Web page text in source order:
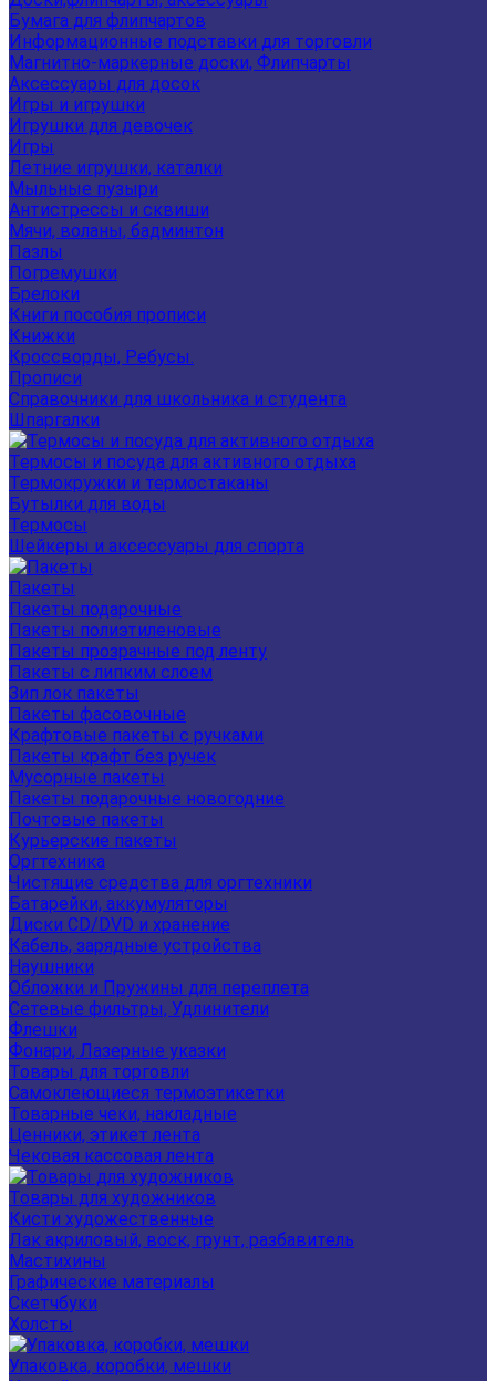
Бумага для флипчартов
Информационные подставки для торговли
Магнитно-маркерные доски, Флипчарты
Аксессуары для досок
Игры и игрушки
Игрушки для девочек
Игры
Летние игрушки, каталки
Мыльные пузыри
Антистрессы и сквиши
Мячи, воланы, бадминтон
Пазлы
Погремушки
Брелоки
Книги пособия прописи
Книжки
Кроссворды, Ребусы.
Прописи
Справочники для школьника и студента
Шпаргалки
Термосы и посуда для активного отдыха
Термокружки и термостаканы
Бутылки для воды
Термосы
Шейкеры и аксессуары для спорта
Пакеты
Пакеты подарочные
Пакеты полиэтиленовые
Пакеты прозрачные под ленту
Пакеты с липким слоем
Зип лок пакеты
Пакеты фасовочные
Крафтовые пакеты с ручками
Пакеты крафт без ручек
Мусорные пакеты
Пакеты подарочные новогодние
Почтовые пакеты
Курьерские пакеты
Оргтехника
Чистящие средства для оргтехники
Батарейки, аккумуляторы
Диски CD/DVD и хранение
Кабель, зарядные устройства
Наушники
Обложки и Пружины для переплета
Сетевые фильтры, Удлинители
Флешки
Фонари, Лазерные указки
Товары для торговли
Самоклеющиеся термоэтикетки
Товарные чеки, накладные
Ценники, этикет лента
Чековая кассовая лента
Товары для художников
Кисти художественные
Лак акриловый, воск, грунт, разбавитель
Мастихины
Графические материалы
Скетчбуки
Холсты
Упаковка, коробки, мешки